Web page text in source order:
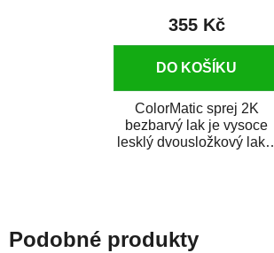
355 Kč
DO KOŠÍKU
ColorMatic sprej 2K
bezbarvý lak je vysoce
lesklý dvousložkový lak s
Podobné produkty